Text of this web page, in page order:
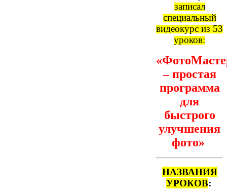
записал
специальный
видеокурс из 53
уроков:
– простая
программа
для
быстрого
улучшения
фото»
НАЗВАНИЯ
УРОКОВ: